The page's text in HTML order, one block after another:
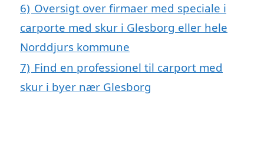
6) Oversigt over firmaer med speciale i
carporte med skur i Glesborg eller hele
Norddjurs kommune
7) Find en professionel til carport med
skur i byer nær Glesborg